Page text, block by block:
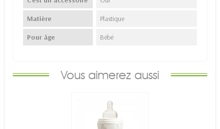
Matière Plastique
Pour âge Bébé
Vous aimerez aussi